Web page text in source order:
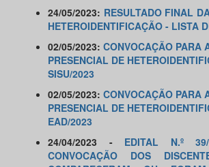
24/05/2023: RESULTADO FINAL
HETEROIDENTIFICAÇÃO - LISTA
02/05/2023: CONVOCAÇÃO PARA
PRESENCIAL DE
SISU/2023
02/05/2023: CONVOCAÇÃO PARA
PRESENCIAL DE
EAD/2023
24/04/2023 - EDITAL N.º 39/
CONVOCAÇÃO DOS